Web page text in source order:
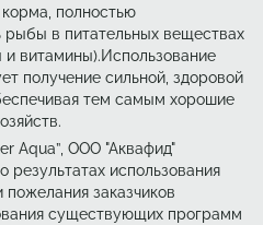
корма, полностью
рыбы в питательных веществах
и витамины).Использование
получение сильной, здоровой
тем самым хорошие
Aqua”, ООО "Аквафид"
использования
заказчиков
существующих программ